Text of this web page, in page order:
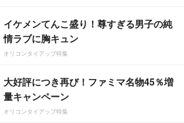
イケメンてんこ盛り！尊すぎる男子の純
情ラブに胸キュン
オリコンタイアップ特集
大好評につき再び！ファミマ名物45％増
量キャンペーン
オリコンタイアップ特集